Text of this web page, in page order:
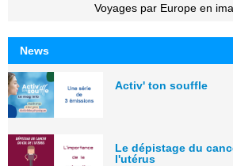
Voyages par Europe en
News
Activ' ton souffle
Le dépistage du
l'utérus